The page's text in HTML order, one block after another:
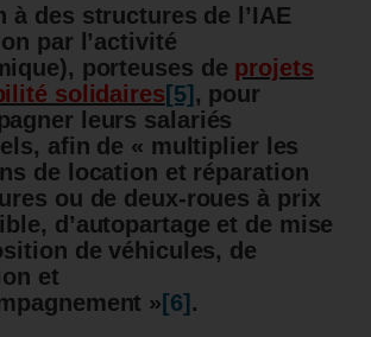
à des structures de l’IAE
par l’activité
porteuses de projets
solidaires [5] , pour
leurs salariés
afin de « multiplier les
de location et réparation
ou de deux-roues à prix
d’autopartage et de mise
de véhicules, de
et
» [6] .